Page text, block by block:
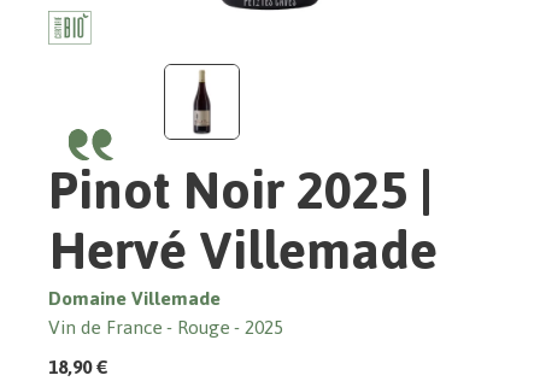
Pinot Noir 2025 |
Hervé Villemade
Domaine Villemade
Vin de France Rouge 2025
18,90 €